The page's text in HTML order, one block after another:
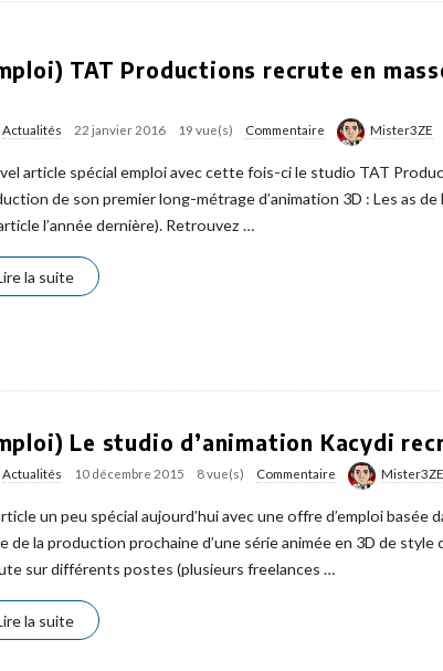
TAT Productions recrute en
Actualités 22 janvier 2016 19 vue(s) Commentaire Mister3ZE
article spécial emploi avec cette fois-ci le studio TAT
de son premier long-métrage d’animation 3D : Les as de
l’année dernière). Retrouvez …
la suite
Le studio d’animation Kacydi
Actualités 10 décembre 2015 8 vue(s) Commentaire Mister3ZE
un peu spécial aujourd’hui avec une offre d’emploi basée
de la production prochaine d’une série animée en 3D de
sur différents postes (plusieurs freelances …
la suite